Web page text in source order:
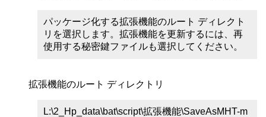
パッケージ化する拡張機能のルート ディレクト
リを選択します。拡張機能を更新するには、再
使用する秘密鍵ファイルも選択してください。
拡張機能のルート ディレクトリ
L:\2_Hp_data\bat\script\拡張機能\SaveAsMHT-m